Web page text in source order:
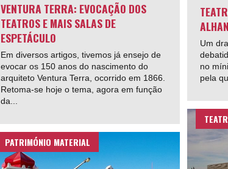
VENTURA TERRA: EVOCAÇÃO DOS
TEATROS E MAIS SALAS DE
ESPETÁCULO
Em diversos artigos, tivemos já ensejo de
evocar os 150 anos do nascimento do
arquiteto Ventura Terra, ocorrido em 1866.
Retoma-se hoje o tema, agora em função
da...
Um
no
pela
PATRIMÓNIO MATERIAL